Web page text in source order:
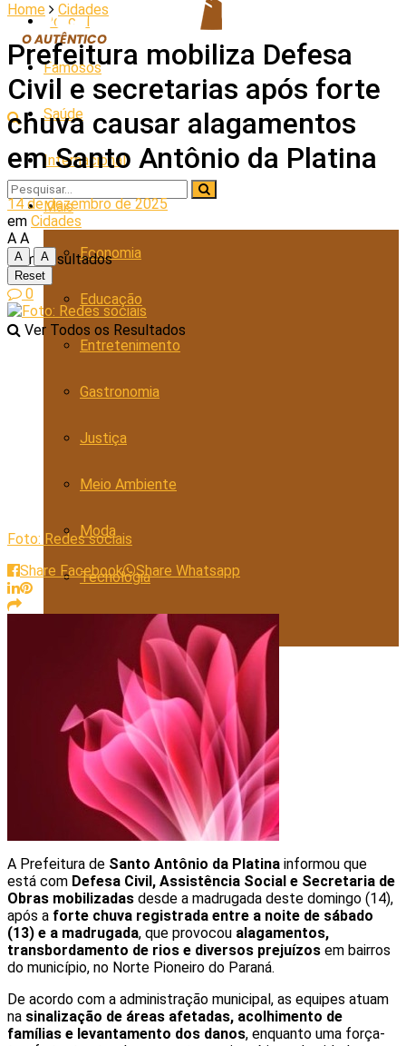
Policial
Famosos
Saúde
Internacional
Mais
Economia
Educação
Entretenimento
Gastronomia
Justiça
Meio Ambiente
Moda
Tecnologia
Sem Resultados
Ver Todos os Resultados
Sem Resultados
Ver Todos os Resultados
Home Cidades
Prefeitura mobiliza Defesa
Civil e secretarias após forte
chuva causar alagamentos
em Santo Antônio da Platina
14 de dezembro de 2025
em Cidades
A A
A
A
Reset
0
Foto: Redes sociais
Share Facebook
Share Whatsapp
A Prefeitura de Santo Antônio da Platina informou que
está com Defesa Civil, Assistência Social e Secretaria de
Obras mobilizadas desde a madrugada deste domingo (14),
após a forte chuva registrada entre a noite de sábado
(13) e a madrugada, que provocou alagamentos,
transbordamento de rios e diversos prejuízos em bairros
do município, no Norte Pioneiro do Paraná.
De acordo com a administração municipal, as equipes atuam
na sinalização de áreas afetadas, acolhimento de
famílias e levantamento dos danos, enquanto uma força-